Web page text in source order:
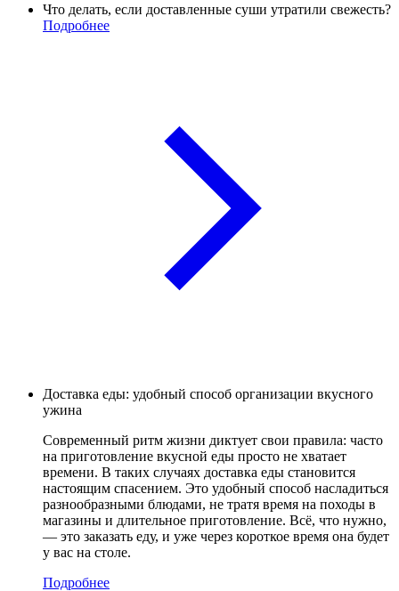
Что делать, если доставленные суши утратили свежесть?
Подробнее
Доставка еды: удобный способ организации вкусного
ужина
Современный ритм жизни диктует свои правила: часто
на приготовление вкусной еды просто не хватает
времени. В таких случаях доставка еды становится
настоящим спасением. Это удобный способ насладиться
разнообразными блюдами, не тратя время на походы в
магазины и длительное приготовление. Всё, что нужно,
— это заказать еду, и уже через короткое время она будет
у вас на столе.
Подробнее